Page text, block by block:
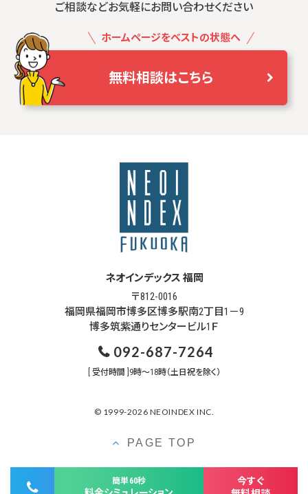
簡単60秒
今すぐ
ご相談などお気軽にお問い合わせください
ホームページをベストの状態へ
無料相談はこちら
ネオインデックス 福岡
〒812-0016
福岡県福岡市博多区博多駅南2丁目1－9
博多筑紫通りセンタービル1Ｆ
092-687-7264
[ 受付時間 ]9時～18時（土日祝を除く）
© 1999-2026 NEOINDEX INC.
PAGE TOP